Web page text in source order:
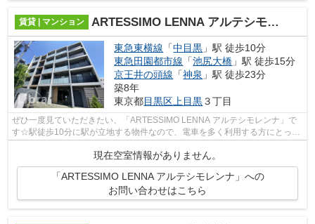
賃貸 | マンション ARTESSIMO LENNA アルテシモレンナ
東急東横線 「中目黒 」駅 徒歩10分
東急田園都市線 「池尻大橋 」駅 徒歩15分
京王井の頭線 「神泉 」駅 徒歩23分
築8年
東京都目黒区 上目黒３丁目
ぜひ一度見ていただきたい、「ARTESSIMO LENNA アルテシモレンナ」で
す☆駅徒歩10分に駅が立地する物件なので、電車を多く利用する方にとって
現在空室情報がありません。
「ARTESSIMO LENNA アルテシモレンナ」への
お問い合わせはこちら